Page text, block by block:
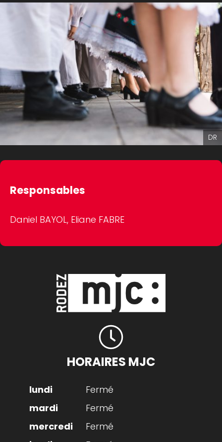
DR
Responsables
Daniel BAYOL, Eliane FABRE
HORAIRES MJC
Fermé
Fermé
Fermé